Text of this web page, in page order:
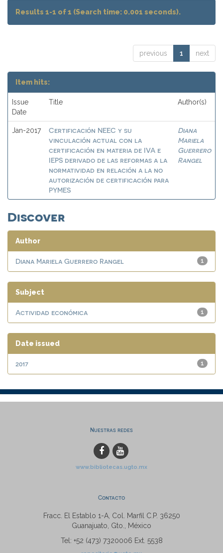
Results 1-1 of 1 (Search time: 0.001 seconds).
previous 1 next
Item hits:
Issue
Date
Title Author(s)
Jan-2017
Certificación NEEC y su
vinculación actual con la
certificación en materia de IVA e
IEPS derivado de las reformas a la
normatividad en relación a la no
autorización de certificación para
PYMES
Diana
Mariela
Guerrero
Rangel
Discover
Author
1
Diana Mariela Guerrero Rangel
Subject
1
Actividad económica
Date issued
1
2017
Nuestras redes
www.bibliotecas.ugto.mx
Contacto
Fracc. El Establo 1-A, Col. Marfil C.P. 36250
Guanajuato, Gto., México
Tel: +52 (473) 7320006 Ext. 5538